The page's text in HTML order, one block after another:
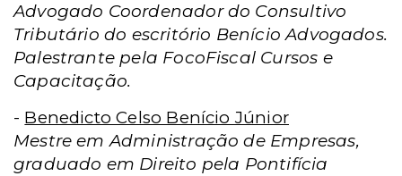
Advogado Coordenador do Consultivo
Tributário do escritório Benício Advogados.
Palestrante pela FocoFiscal Cursos e
Capacitação.
- Benedicto Celso Benício Júnior
Mestre em Administração de Empresas,
graduado em Direito pela Pontifícia